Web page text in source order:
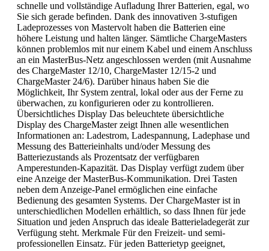
schnelle und vollständige Aufladung Ihrer Batterien, egal, wo
Sie sich gerade befinden. Dank des innovativen 3-stufigen
Ladeprozesses von Mastervolt haben die Batterien eine
höhere Leistung und halten länger. Sämtliche ChargeMasters
können problemlos mit nur einem Kabel und einem Anschluss
an ein MasterBus-Netz angeschlossen werden (mit Ausnahme
des ChargeMaster 12/10, ChargeMaster 12/15-2 und
ChargeMaster 24/6). Darüber hinaus haben Sie die
Möglichkeit, Ihr System zentral, lokal oder aus der Ferne zu
überwachen, zu konfigurieren oder zu kontrollieren.
Übersichtliches Display Das beleuchtete übersichtliche
Display des ChargeMaster zeigt Ihnen alle wesentlichen
Informationen an: Ladestrom, Ladespannung, Ladephase und
Messung des Batterieinhalts und/oder Messung des
Batteriezustands als Prozentsatz der verfügbaren
Amperestunden-Kapazität. Das Display verfügt zudem über
eine Anzeige der MasterBus-Kommunikation. Drei Tasten
neben dem Anzeige-Panel ermöglichen eine einfache
Bedienung des gesamten Systems. Der ChargeMaster ist in
unterschiedlichen Modellen erhältlich, so dass Ihnen für jede
Situation und jeden Anspruch das ideale Batterieladegerät zur
Verfügung steht. Merkmale Für den Freizeit- und semi-
professionellen Einsatz. Für jeden Batterietyp geeignet,